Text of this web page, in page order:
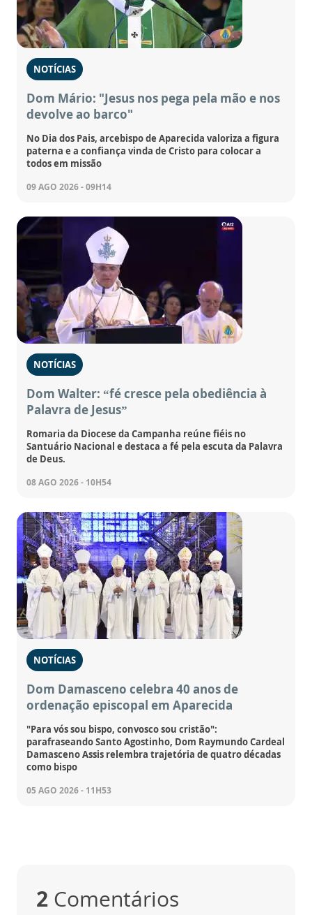
NOTÍCIAS
Dom Mário: "Jesus nos pega pela mão e nos
devolve ao barco"
No Dia dos Pais, arcebispo de Aparecida valoriza a figura
paterna e a confiança vinda de Cristo para colocar a
todos em missão
09 AGO 2026 - 09H14
NOTÍCIAS
Dom Walter: “fé cresce pela obediência à
Palavra de Jesus”
Romaria da Diocese da Campanha reúne fiéis no
Santuário Nacional e destaca a fé pela escuta da Palavra
de Deus.
08 AGO 2026 - 10H54
NOTÍCIAS
Dom Damasceno celebra 40 anos de
ordenação episcopal em Aparecida
"Para vós sou bispo, convosco sou cristão":
parafraseando Santo Agostinho, Dom Raymundo Cardeal
Damasceno Assis relembra trajetória de quatro décadas
como bispo
05 AGO 2026 - 11H53
2 Comentários